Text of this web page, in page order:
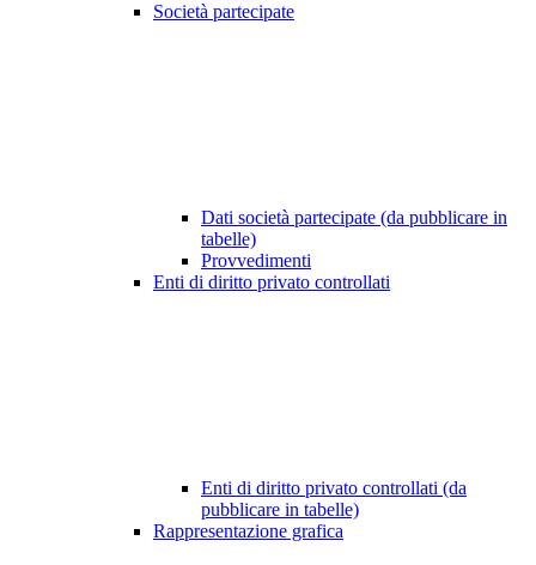
Società partecipate
Dati società partecipate (da pubblicare in
tabelle)
Provvedimenti
Enti di diritto privato controllati
Enti di diritto privato controllati (da
pubblicare in tabelle)
Rappresentazione grafica